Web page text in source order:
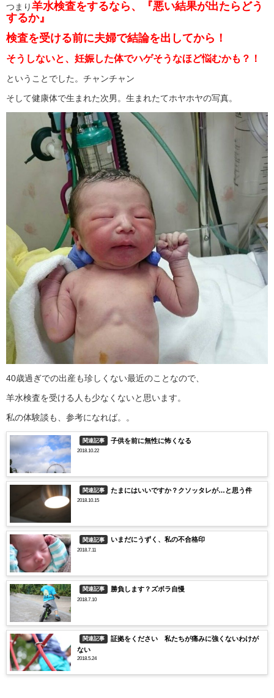
つまり 羊水検査をするなら、
『悪い結果が出たらどう
するか』
検査を受ける前に夫婦で結論を出してから！
そうしないと、妊娠した体でハゲそうなほど悩むかも？！
ということでした。チャンチャン
そして健康体で生まれた次男。生まれたてホヤホヤの写真。
40歳過ぎでの出産も珍しくない最近のことなので、
羊水検査を受ける人も少なくないと思います。
私の体験談も、参考になれば。。
関連記事 子供を前に無性に怖くなる
2018.10.22
関連記事 たまにはいいですか？クソッタレが…と思う件
2018.10.15
関連記事 いまだにうずく、私の不合格印
2018.7.11
関連記事 勝負します？ズボラ自慢
2018.7.10
関連記事
証拠をください 私たちが痛みに強くないわけが
ない
2018.5.24